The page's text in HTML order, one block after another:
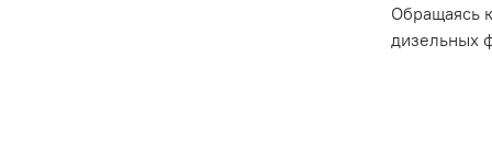
Обращаясь
дизельных